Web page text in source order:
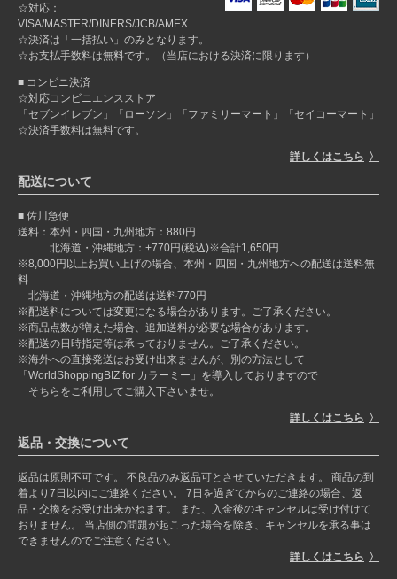
☆対応：
VISA/MASTER/DINERS/JCB/AMEX
☆決済は「一括払い」のみとなります。
☆お支払手数料は無料です。（当店における決済に限ります）
コンビニ決済
☆対応コンビニエンスストア
「セブンイレブン」「ローソン」「ファミリーマート」「セイコーマート」
☆決済手数料は無料です。
詳しくはこちら
配送について
佐川急便
送料：本州・四国・九州地方：880円
北海道・沖縄地方：+770円(税込)※合計1,650円
※8,000円以上お買い上げの場合、本州・四国・九州地方への配送は送料無
料
北海道・沖縄地方の配送は送料770円
※配送料については変更になる場合があります。ご了承ください。
※商品点数が増えた場合、追加送料が必要な場合があります。
※配送の日時指定等は承っておりません。ご了承ください。
※海外への直接発送はお受け出来ませんが、別の方法として
「WorldShoppingBIZ for カラーミー」を導入しておりますので
そちらをご利用してご購入下さいませ。
詳しくはこちら
返品・交換について
返品は原則不可です。 不良品のみ返品可とさせていただきます。 商品の到
着より7日以内にご連絡ください。 7日を過ぎてからのご連絡の場合、返
品・交換をお受け出来かねます。 また、入金後のキャンセルは受け付けて
おりません。 当店側の問題が起こった場合を除き、キャンセルを承る事は
できませんのでご注意ください。
詳しくはこちら